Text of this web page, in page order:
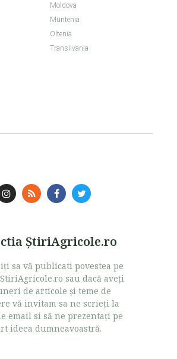
Moldova
Muntenia
Oltenia
Transilvania
ŞtiriAgricole.ro
sa vă publicati povestea pe
sau dacă aveţi
de articole şi teme de
vă invitam sa ne scrieţi la
email si să ne prezentaţi pe
ideea dumneavoastră.